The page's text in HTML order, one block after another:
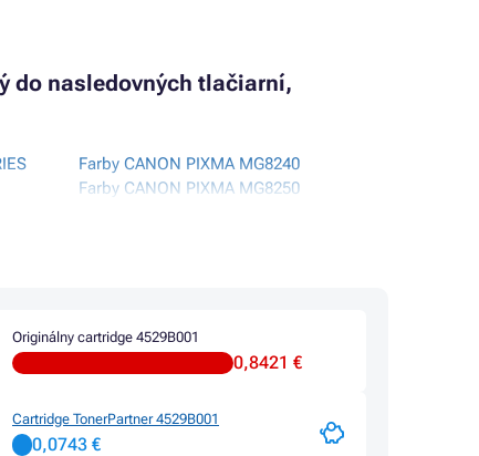
do nasledovných tlačiarní,
Farby CANON PIXMA MG8240
Farby CANON PIXMA MG8250
Originálny cartridge 4529B001
0,8421 €
Cartridge TonerPartner 4529B001
0,0743 €